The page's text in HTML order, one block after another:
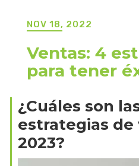
NOV 18, 2022
Ventas: 4
para tener
¿Cuáles son
estrategias de
2023?